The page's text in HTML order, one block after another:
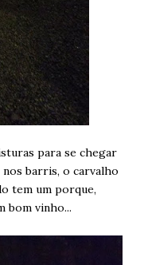
para se chegar
nos barris, o carvalho
tem um porque,
bom vinho...